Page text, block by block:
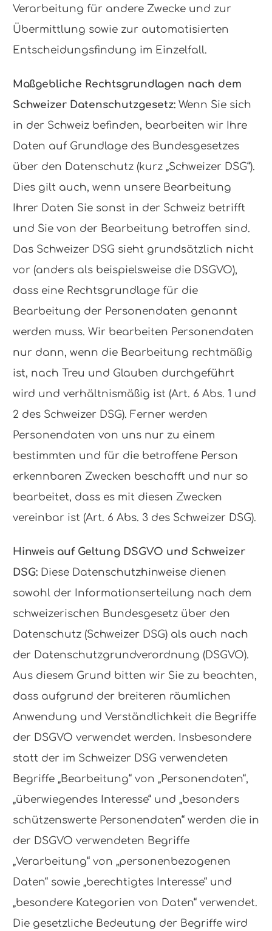
Verarbeitung für andere Zwecke und zur
Übermittlung sowie zur automatisierten
Entscheidungsfindung im Einzelfall.
Maßgebliche Rechtsgrundlagen nach dem
Schweizer Datenschutzgesetz: Wenn Sie sich
in der Schweiz befinden, bearbeiten wir Ihre
Daten auf Grundlage des Bundesgesetzes
über den Datenschutz (kurz „Schweizer DSG“).
Dies gilt auch, wenn unsere Bearbeitung
Ihrer Daten Sie sonst in der Schweiz betrifft
und Sie von der Bearbeitung betroffen sind.
Das Schweizer DSG sieht grundsätzlich nicht
vor (anders als beispielsweise die DSGVO),
dass eine Rechtsgrundlage für die
Bearbeitung der Personendaten genannt
werden muss. Wir bearbeiten Personendaten
nur dann, wenn die Bearbeitung rechtmäßig
ist, nach Treu und Glauben durchgeführt
wird und verhältnismäßig ist (Art. 6 Abs. 1 und
2 des Schweizer DSG). Ferner werden
Personendaten von uns nur zu einem
bestimmten und für die betroffene Person
erkennbaren Zwecken beschafft und nur so
bearbeitet, dass es mit diesen Zwecken
vereinbar ist (Art. 6 Abs. 3 des Schweizer DSG).
Hinweis auf Geltung DSGVO und Schweizer
DSG: Diese Datenschutzhinweise dienen
sowohl der Informationserteilung nach dem
schweizerischen Bundesgesetz über den
Datenschutz (Schweizer DSG) als auch nach
der Datenschutzgrundverordnung (DSGVO).
Aus diesem Grund bitten wir Sie zu beachten,
dass aufgrund der breiteren räumlichen
Anwendung und Verständlichkeit die Begriffe
der DSGVO verwendet werden. Insbesondere
statt der im Schweizer DSG verwendeten
Begriffe „Bearbeitung“ von „Personendaten“,
„überwiegendes Interesse“ und „besonders
schützenswerte Personendaten“ werden die in
der DSGVO verwendeten Begriffe
„Verarbeitung“ von „personenbezogenen
Daten“ sowie „berechtigtes Interesse“ und
„besondere Kategorien von Daten“ verwendet.
Die gesetzliche Bedeutung der Begriffe wird